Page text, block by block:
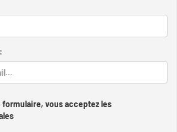
vous acceptez les